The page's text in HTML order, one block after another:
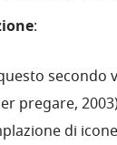
:
secondo
pregare,
di